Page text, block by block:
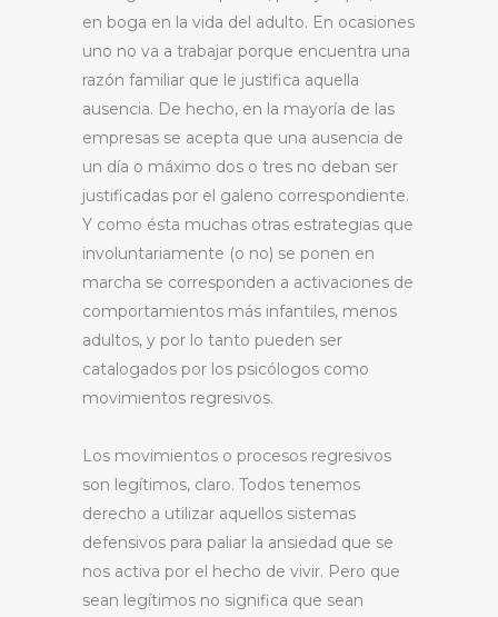
en boga en la vida del adulto. En ocasiones
uno no va a trabajar porque encuentra una
razón familiar que le justifica aquella
ausencia. De hecho, en la mayoría de las
empresas se acepta que una ausencia de
un día o máximo dos o tres no deban ser
justificadas por el galeno correspondiente.
Y como ésta muchas otras estrategias que
involuntariamente (o no) se ponen en
marcha se corresponden a activaciones de
comportamientos más infantiles, menos
adultos, y por lo tanto pueden ser
catalogados por los psicólogos como
movimientos regresivos.
Los movimientos o procesos regresivos
son legítimos, claro. Todos tenemos
derecho a utilizar aquellos sistemas
defensivos para paliar la ansiedad que se
nos activa por el hecho de vivir. Pero que
sean legítimos no significa que sean